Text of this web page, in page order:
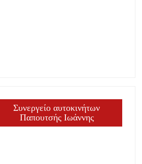
Συνεργείο αυτοκινήτων
Παπουτσής Ιωάννης